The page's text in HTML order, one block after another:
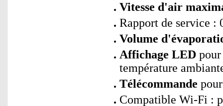
Vitesse d'air
Rapport de service :
Volume
Affichage LED
température
Télécommande
Compatible Wi-Fi :